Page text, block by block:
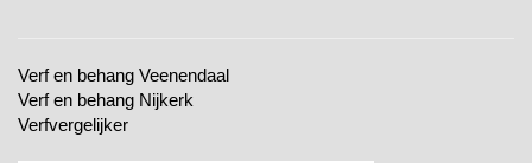
Verf en behang Veenendaal
Verf en behang Nijkerk
Verfvergelijker